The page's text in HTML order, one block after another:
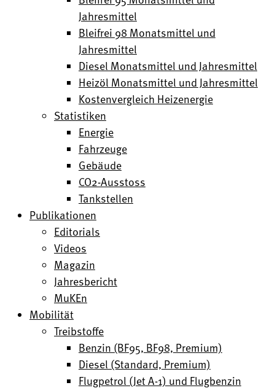
Jahresmittel
Bleifrei 98 Monatsmittel und
Jahresmittel
Diesel Monatsmittel und Jahresmittel
Heizöl Monatsmittel und Jahresmittel
Kostenvergleich Heizenergie
Statistiken
Energie
Fahrzeuge
Gebäude
CO2-Ausstoss
Tankstellen
Publikationen
Editorials
Videos
Magazin
Jahresbericht
MuKEn
Mobilität
Treibstoffe
Benzin (BF95, BF98, Premium)
Diesel (Standard, Premium)
Flugpetrol (Jet A-1) und Flugbenzin